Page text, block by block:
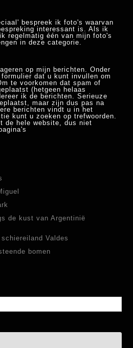
bespreek ik foto's waarvan
interessant is. Als ik
regelmatig één van mijn foto's
in deze categorie.
op mijn berichten. Onder
dat u kunt invullen om
te voorkomen dat spam of
(hetgeen helaas
ik de berichten. Serieuze
maar zijn dus pas na
berichten vindt u in het
kunt u zoeken op trefwoorden.
de hele website, dus niet
de kust van Argentinië
Valdes
bomen